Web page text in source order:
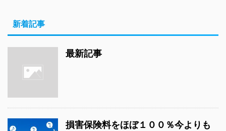
新着記事
最新記事
損害保険料をほぼ１００％今よりも